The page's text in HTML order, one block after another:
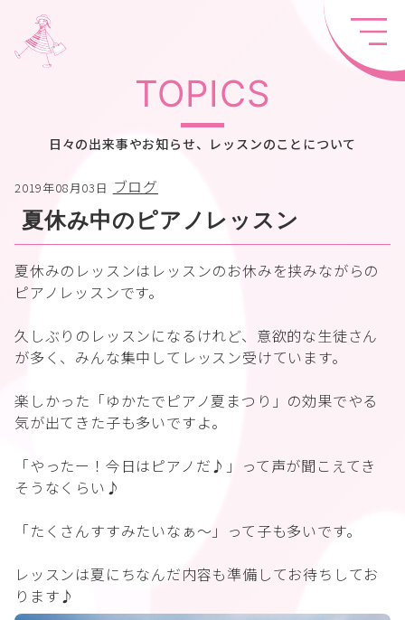
TOPICS
日々の出来事やお知らせ、レッスンのことについて
2019年08月03日 ブログ
夏休み中のピアノレッスン
夏休みのレッスンはレッスンのお休みを挟みながらの
ピアノレッスンです。
久しぶりのレッスンになるけれど、意欲的な生徒さん
が多く、みんな集中してレッスン受けています。
楽しかった「ゆかたでピアノ夏まつり」の効果でやる
気が出てきた子も多いですよ。
「やったー！今日はピアノだ♪」って声が聞こえてき
そうなくらい♪
「たくさんすすみたいなぁ〜」って子も多いです。
レッスンは夏にちなんだ内容も準備してお待ちしてお
ります♪